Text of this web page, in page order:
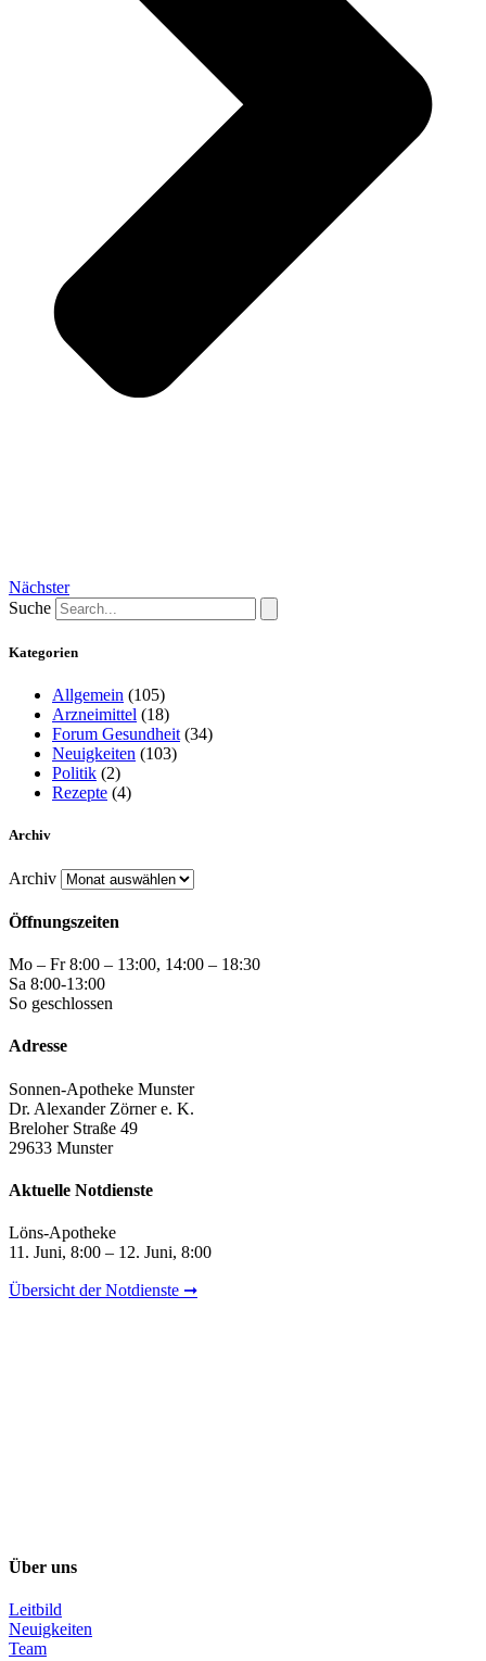
Nächster
Suche
Kategorien
Allgemein (105)
Arzneimittel (18)
Forum Gesundheit (34)
Neuigkeiten (103)
Politik (2)
Rezepte (4)
Archiv
Archiv
Öffnungszeiten
Mo – Fr 8:00 – 13:00, 14:00 – 18:30
Sa 8:00-13:00
So geschlossen
Adresse
Sonnen-Apotheke Munster
Dr. Alexander Zörner e. K.
Breloher Straße 49
29633 Munster
Aktuelle Notdienste
Löns-Apotheke
11. Juni, 8:00 – 12. Juni, 8:00
Übersicht der Notdienste ➞
Über uns
Leitbild
Neuigkeiten
Team